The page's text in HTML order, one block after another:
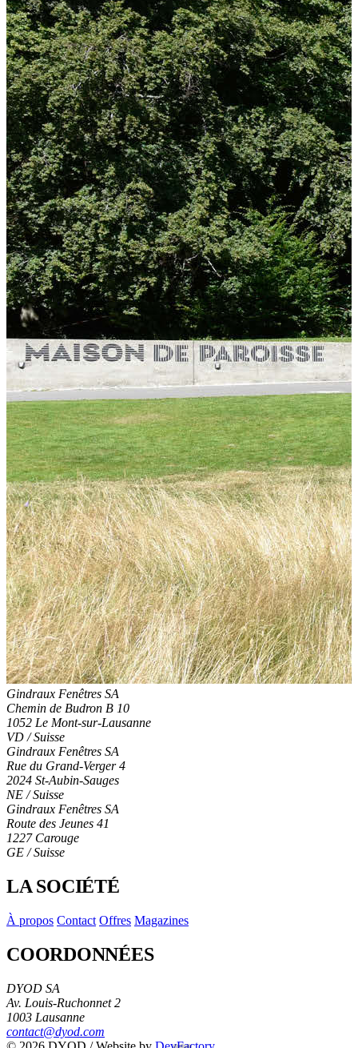
Gindraux Fenêtres SA
Chemin de Budron B 10
1052 Le Mont-sur-Lausanne
VD / Suisse
Gindraux Fenêtres SA
Rue du Grand-Verger 4
2024 St-Aubin-Sauges
NE / Suisse
Gindraux Fenêtres SA
Route des Jeunes 41
1227 Carouge
GE / Suisse
LA SOCIÉTÉ
À propos Contact Offres Magazines
COORDONNÉES
DYOD SA
Av. Louis-Ruchonnet 2
1003 Lausanne
contact@dyod.com